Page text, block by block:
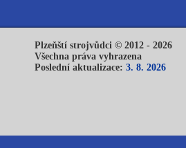
Plzeňští strojvůdci © 2012 - 2026
Všechna práva vyhrazena
Poslední aktualizace: 3. 8. 2026